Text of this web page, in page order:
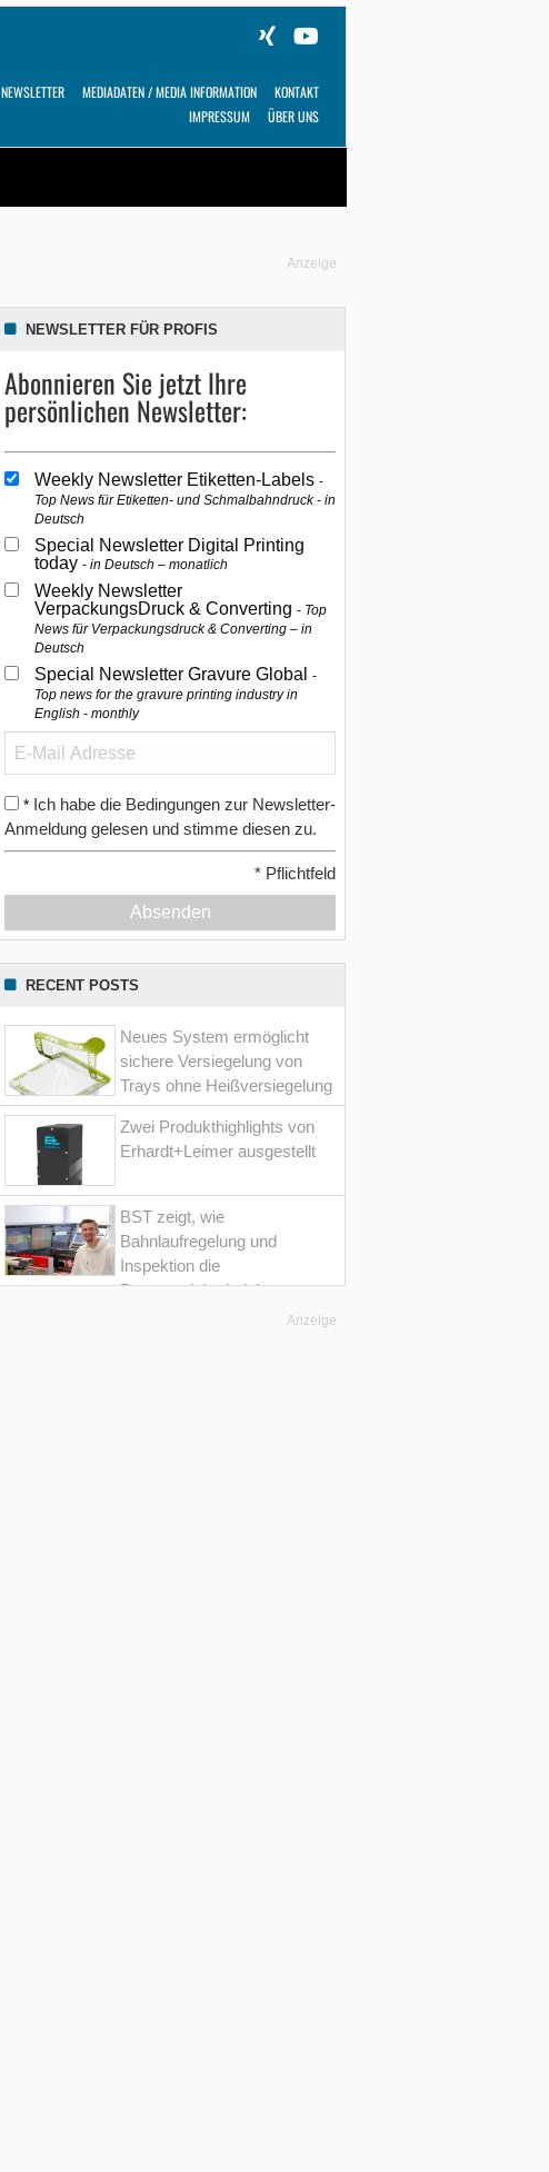
NEWSLETTER MEDIADATEN / MEDIA INFORMATION
KONTAKT
IMPRESSUM
ÜBER UNS
Anzeige
NEWSLETTER FÜR PROFIS
Abonnieren Sie jetzt Ihre
persönlichen Newsletter:
Weekly Newsletter Etiketten-Labels
Top News für Etiketten- und Schmalbahndruck - in
Deutsch
Special Newsletter Digital Printing
today in Deutsch – monatlich
Weekly Newsletter
VerpackungsDruck & Converting Top
News für Verpackungsdruck & Converting – in
Deutsch
Special Newsletter Gravure Global
Top news for the gravure printing industry in
English - monthly
* Ich habe die Bedingungen zur Newsletter-
Anmeldung gelesen und stimme diesen zu.
* Pflichtfeld
Absenden
RECENT POSTS
Neues System ermöglicht
sichere Versiegelung von
Trays ohne Heißversiegelung
Zwei Produkthighlights von
Erhardt+Leimer ausgestellt
BST zeigt, wie
Bahnlaufregelung und
Inspektion die
Prozesssicherheit im
Anzeige